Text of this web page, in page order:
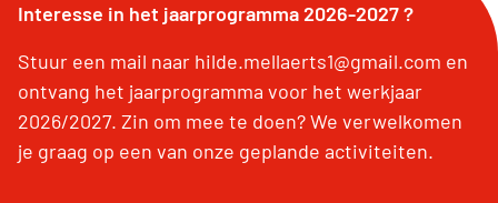
Interesse in het jaarprogramma 2026-2027 ?
Stuur een mail naar hilde.mellaerts1@gmail.com en
ontvang het jaarprogramma voor het werkjaar
2026/2027. Zin om mee te doen? We verwelkomen
je graag op een van onze geplande activiteiten.